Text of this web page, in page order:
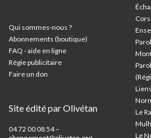
Qui sommes-nous ?
Abonnements (boutique)
FAQ - aide en ligne
Régie publicitaire
Faire un don
Site édité par Olivétan
04 72 00 08 54 –
Le
Le